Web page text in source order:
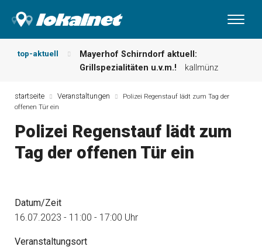
top-aktuell
Mayerhof Schirndorf aktuell:
Grillspezialitäten u.v.m.!
kallmünz
und mehr … burglengenfeld
leserbriefe
Maxhütter Fischladen: Unser aktuelles
Wochenangebot!
startseite Veranstaltungen
Polizei Regenstauf lädt zum Tag der
offenen Tür ein
Polizei Regenstauf lädt zum
Tag der offenen Tür ein
Datum/Zeit
16.07.2023 - 11:00 - 17:00 Uhr
Veranstaltungsort